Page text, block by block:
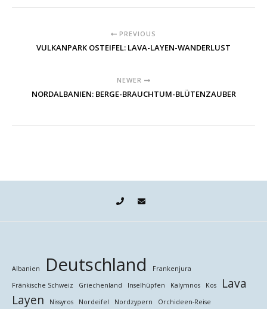
PREVIOUS
VULKANPARK OSTEIFEL: LAVA-LAYEN-WANDERLUST
NEWER
NORDALBANIEN: BERGE-BRAUCHTUM-BLÜTENZAUBER
Albanien Deutschland
Frankenjura
Fränkische Schweiz
Griechenland Inselhüpfen Kalymnos Kos
Lava
Layen
Nissyros Nordeifel Nordzypern
Orchideen-Reise